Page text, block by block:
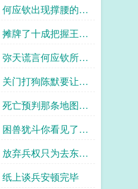
应钦出现撑腰的来
牌了十成把握王厅
把这天捅个窟窿
天谎言何应钦所给
门打狗陈默要让阎
军覆没
亡预判那条地图上
路兽犹斗你看见了我
看见我的网
弃兵权只为去东北
懵了
上谈兵安顿完毕